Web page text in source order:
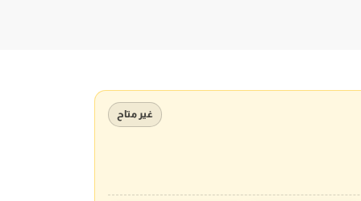
غير متاح